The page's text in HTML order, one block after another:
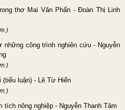
thơ Mai Văn Phấn - Đoàn Thị Linh
)
công trình nghiên cứu - Nguyễn
)
(tiểu luận) - Lê Từ Hiển
)
tích nông nghiệp - Nguyễn Thanh Tâm